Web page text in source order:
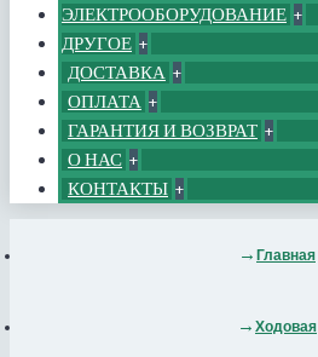
ЭЛЕКТРООБОРУДОВАНИЕ +
ДРУГОЕ +
ДОСТАВКА +
ОПЛАТА +
ГАРАНТИЯ И ВОЗВРАТ +
О НАС +
КОНТАКТЫ +
Главная
Ходовая